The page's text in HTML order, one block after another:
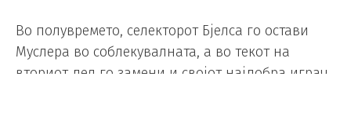
Во полувремето, селекторот Бјелса го остави
Муслера во соблекувалната, а во текот на
вториот дел го замени и својот најдобра играч